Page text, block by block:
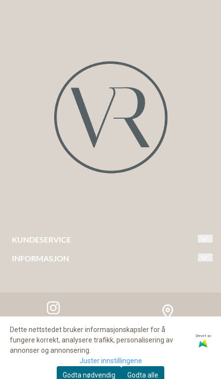
KUNDESERVICE
KONTAKT OSS
BETALING - VIPPS & KLARNA
INFORMASJON
KJØPSVILKÅR
Følg oss på Instagram Vettaliveien 4, 0781 Oslo
Dette nettstedet bruker informasjonskapsler for å
fungere korrekt, analysere trafikk, personalisering av
annonser og annonsering.
Drevet av
Juster innstillingene
Godta nødvendig
Godta alle